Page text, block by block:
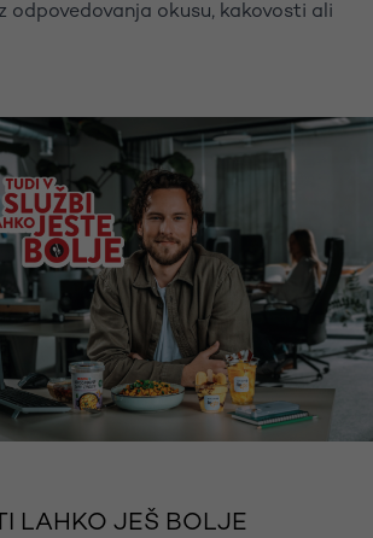
odpovedovanja okusu, kakovosti ali
LAHKO JEŠ BOLJE